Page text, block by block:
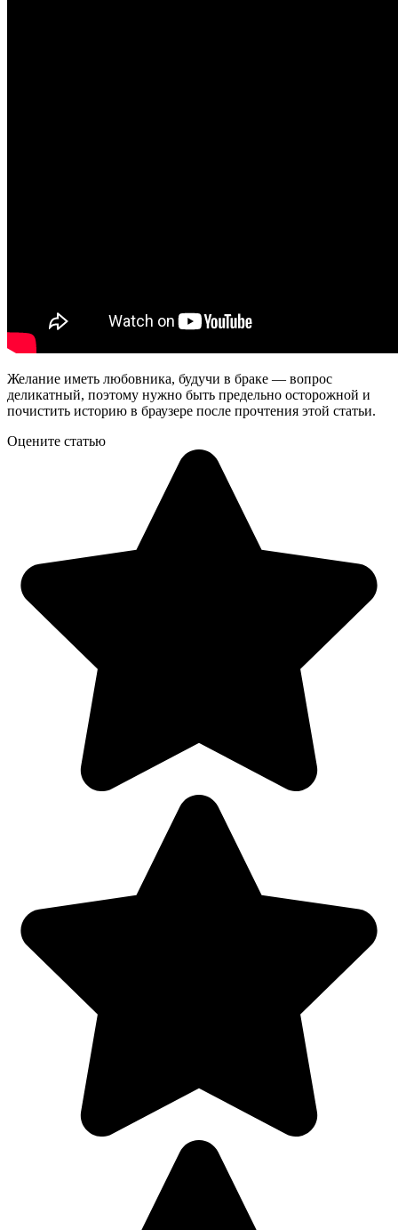
Желание иметь любовника, будучи в браке — вопрос
деликатный, поэтому нужно быть предельно осторожной и
почистить историю в браузере после прочтения этой статьи.
Оцените статью